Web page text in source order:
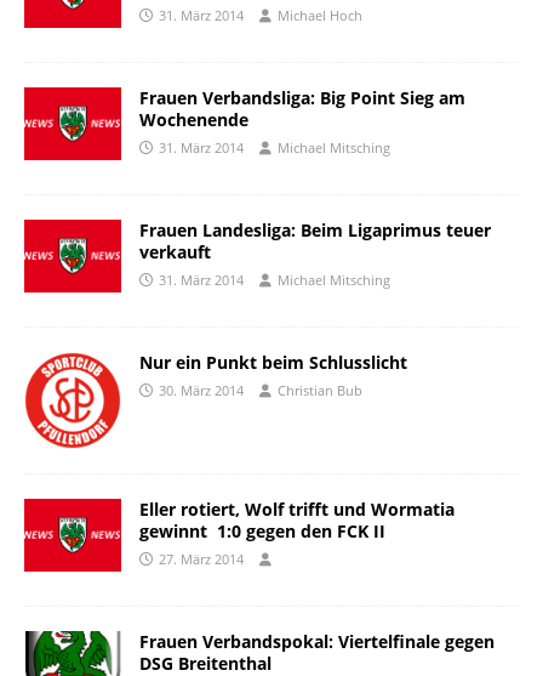
31. März 2014 Michael Hoch
Frauen Verbandsliga: Big Point Sieg am
Wochenende
31. März 2014 Michael Mitsching
Frauen Landesliga: Beim Ligaprimus teuer
verkauft
31. März 2014 Michael Mitsching
Nur ein Punkt beim Schlusslicht
30. März 2014 Christian Bub
Eller rotiert, Wolf trifft und Wormatia
gewinnt  1:0 gegen den FCK II
27. März 2014
Frauen Verbandspokal: Viertelfinale gegen
DSG Breitenthal